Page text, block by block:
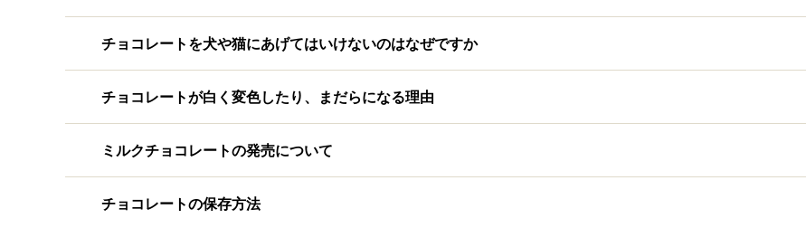
チョコレートを犬や猫にあげてはいけないのはなぜですか
チョコレートが白く変色したり、まだらになる理由
ミルクチョコレートの発売について
チョコレートの保存方法